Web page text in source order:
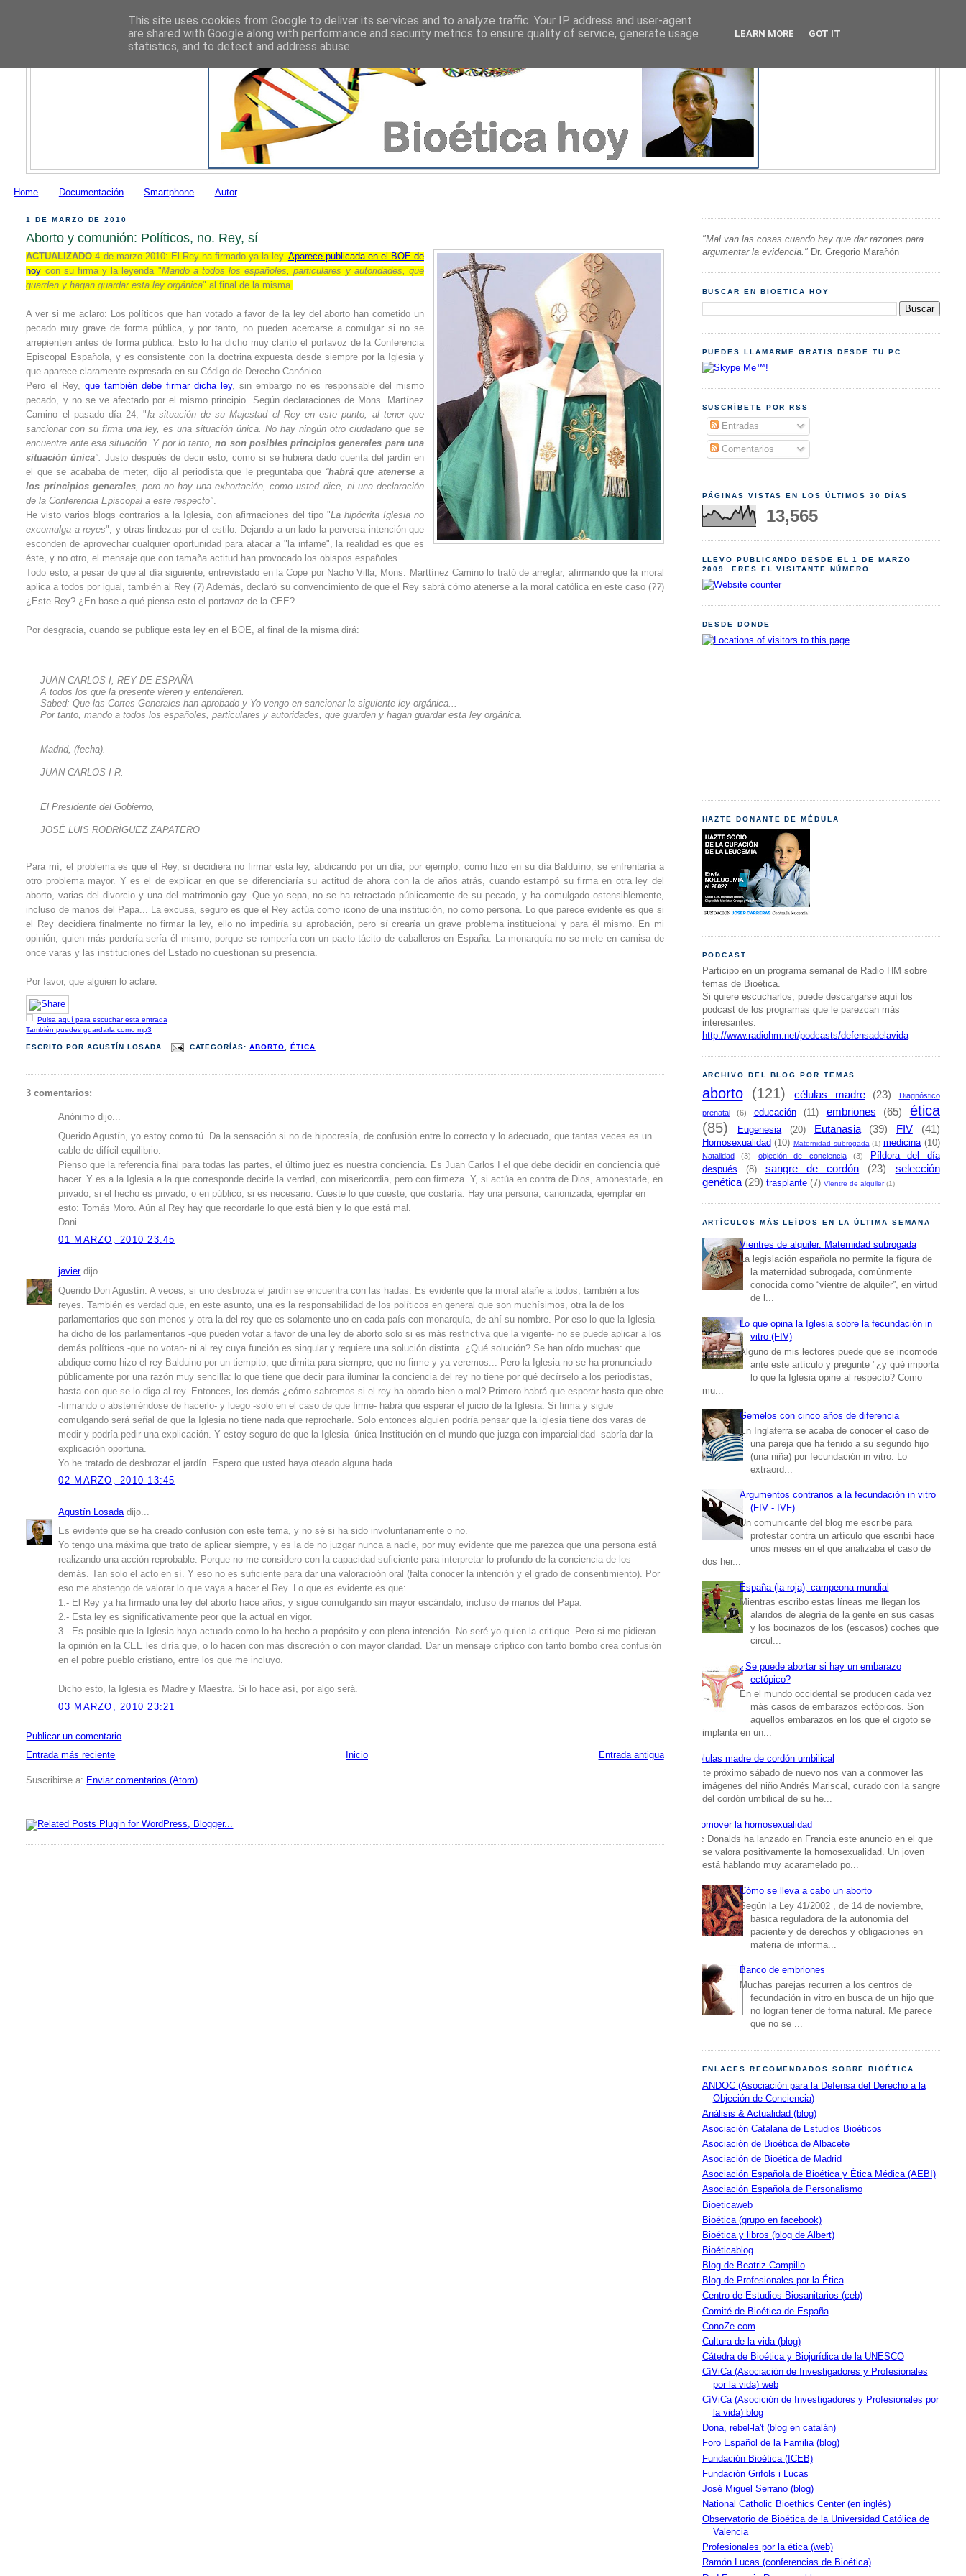
Home Documentación Smartphone Autor
1 DE MARZO DE 2010
Aborto y comunión: Políticos, no. Rey, sí
ACTUALIZADO 4 de marzo 2010: El Rey ha firmado ya la ley. Aparece publicada en el BOE de
hoy con su firma y la leyenda "Mando a todos los españoles, particulares y autoridades, que
guarden y hagan guardar esta ley orgánica" al final de la misma.
A ver si me aclaro: Los políticos que han votado a favor de la ley del aborto han cometido un
pecado muy grave de forma pública, y por tanto, no pueden acercarse a comulgar si no se
arrepienten antes de forma pública. Esto lo ha dicho muy clarito el portavoz de la Conferencia
Episcopal Española, y es consistente con la doctrina expuesta desde siempre por la Iglesia y
que aparece claramente expresada en su Código de Derecho Canónico.
Pero el Rey, que también debe firmar dicha ley, sin embargo no es responsable del mismo
pecado, y no se ve afectado por el mismo principio. Según declaraciones de Mons. Martínez
Camino el pasado día 24, "la situación de su Majestad el Rey en este punto, al tener que
sancionar con su firma una ley, es una situación única. No hay ningún otro ciudadano que se
encuentre ante esa situación. Y por lo tanto,no son posibles principios generales para una
situación única".Justo después de decir esto, como si se hubiera dado cuenta del jardín en
el que se acababa de meter, dijo al periodista que le preguntaba que “habrá que atenerse a
los principios generales, pero no hay una exhortación, como usted dice, ni una declaración
de la Conferencia Episcopal a este respecto"
He visto varios blogs contrarios a la Iglesia, con afirmaciones del tipo "La hipócrita Iglesia no
excomulga a reyes", y otras lindezas por el estilo. Dejando a un lado la perversa intención que
esconden de aprovechar cualquier oportunidad para atacar a "la infame", la realidad es que es
éste, y no otro, el mensaje que con tamaña actitud han provocado los obispos españoles.
Todo esto, a pesar de que al día siguiente, entrevistado en la Cope por Nacho Villa, Mons. Marttínez Camino lo trató de arreglar, afirmando que la moral
aplica a todos por igual, también al Rey (?) Además, declaró su convencimiento de que el Rey sabrá cómo atenerse a la moral católica en este caso (??)
¿Este Rey? ¿En base a qué piensa esto el portavoz de la CEE?
Por desgracia, cuando se publique esta ley en el BOE, al final de la misma dirá:
JUAN CARLOS I,REY DE ESPAÑA
A todos los que la presente vieren y entendieren.
Sabed: Que las Cortes Generales han aprobado y Yo vengo en sancionar la siguiente ley orgánica...
Por tanto, mando a todos los españoles, particulares y autoridades, que guarden y hagan guardar esta ley orgánica.
Madrid, (fecha).
JUAN CARLOS I R.
El Presidente del Gobierno,
JOSÉ LUIS RODRÍGUEZ ZAPATERO
Para mí, el problema es que el Rey, si decidiera no firmar esta ley, abdicando por un día, por ejemplo, como hizo en su día Balduíno, se enfrentaría a
otro problema mayor. Y es el de explicar en que se diferenciaría su actitud de ahora con la de años atrás, cuando estampó su firma en otra ley del
aborto, varias del divorcio y una del matrimonio gay. Que yo sepa, no se ha retractado públicamente de su pecado, y ha comulgado ostensiblemente,
incluso de manos del Papa... La excusa, seguro es que el Rey actúa como icono de una institución, no como persona. Lo que parece evidente es que si
el Rey decidiera finalmente no firmar la ley, ello no impediría su aprobación, pero sí crearía un grave problema institucional y para él mismo. En mi
opinión, quien más perdería sería él mismo, porque se rompería con un pacto tácito de caballeros en España: La monarquía no se mete en camisa de
once varas y las instituciones del Estado no cuestionan su presencia.
Por favor, que alguien lo aclare.
Pulsa aquí para escuchar esta entrada
También puedes guardarla como mp3
ESCRITO PORAGUSTÍN LOSADA CATEGORÍAS:ABORTO ÉTICA
3 comentarios:
Anónimo dijo...
Querido Agustín, yo estoy como tú. Da la sensación si no de hipocresía, de confusión entre lo correcto y lo adecuado, que tantas veces es un
cable de difícil equilibrio.
Pienso que la referencia final para todas las partes, el último juez es nuestra conciencia. Es Juan Carlos I el que debe decidir en conciencia qué
hacer. Y es a la Iglesia a la que corresponde decirle la verdad, con misericordia, pero con firmeza. Y, si actúa en contra de Dios, amonestarle, en
privado, si el hecho es privado, o en público, si es necesario. Cueste lo que cueste, que costaría. Hay una persona, canonizada, ejemplar en
esto: Tomás Moro. Aún al Rey hay que recordarle lo que está bien y lo que está mal.
Dani
01 MARZO, 2010 23:45
javierdijo...
Querido Don Agustín: A veces, si uno desbroza el jardín se encuentra con las hadas. Es evidente que la moral atañe a todos, también a los
reyes. También es verdad que, en este asunto, una es la responsabilidad de los políticos en general que son muchísimos, otra la de los
parlamentarios que son menos y otra la del rey que es solamente uno en cada país con monarquía, de ahí su nombre. Por eso lo que la Iglesia
ha dicho de los parlamentarios -que pueden votar a favor de una ley de aborto solo si es más restrictiva que la vigente- no se puede aplicar a los
demás políticos -que no votan- ni al rey cuya función es singular y requiere una solución distinta. ¿Qué solución? Se han oído muchas: que
abdique como hizo el rey Balduino por un tiempito; que dimita para siempre; que no firme y ya veremos... Pero la Iglesia no se ha pronunciado
públicamente por una razón muy sencilla: lo que tiene que decir para iluminar la conciencia del rey no tiene por qué decírselo a los periodistas,
basta con que se lo diga al rey. Entonces, los demás ¿cómo sabremos si el rey ha obrado bien o mal? Primero habrá que esperar hasta que obre
-firmando o absteniéndose de hacerlo- y luego -solo en el caso de que firme- habrá que esperar el juicio de la Iglesia. Si firma y sigue
comulgando será señal de que la Iglesia no tiene nada que reprocharle. Solo entonces alguien podría pensar que la iglesia tiene dos varas de
medir y podría pedir una explicación. Y estoy seguro de que la Iglesia -única Institución en el mundo que juzga con imparcialidad- sabría dar la
explicación oportuna.
Yo he tratado de desbrozar el jardín. Espero que usted haya oteado alguna hada.
02 MARZO, 2010 13:45
Agustín Losadadijo...
Es evidente que se ha creado confusión con este tema, y no sé si ha sido involuntariamente o no.
Yo tengo una máxima que trato de aplicar siempre, y es la de no juzgar nunca a nadie, por muy evidente que me parezca que una persona está
realizando una acción reprobable. Porque no me considero con la capacidad suficiente para interpretar lo profundo de la conciencia de los
demás. Tan solo el acto en sí. Y eso no es suficiente para dar una valoracioón oral (falta conocer la intención y el grado de consentimiento). Por
eso me abstengo de valorar lo que vaya a hacer el Rey. Lo que es evidente es que:
1.- El Rey ya ha firmado una ley del aborto hace años, y sigue comulgando sin mayor escándalo, incluso de manos del Papa.
2.- Esta ley es significativamente peor que la actual en vigor.
3.- Es posible que la Iglesia haya actuado como lo ha hecho a propósito y con plena intención. No seré yo quien la critique. Pero si me pidieran
la opinión en la CEE les diría que, o lo hacen con más discreción o con mayor claridad. Dar un mensaje críptico con tanto bombo crea confusión
en el pobre pueblo cristiano, entre los que me incluyo.
Dicho esto, la Iglesia es Madre y Maestra. Si lo hace así, por algo será.
03 MARZO, 2010 23:21
Publicar un comentario
Entrada más reciente
Entrada antigua
Inicio
Suscribirse a: Enviar comentarios (Atom)
"Mal van las cosas cuando hay que dar razones para
argumentar la evidencia." Dr. Gregorio Marañón
BUSCAR EN BIOETICA HOY
PUEDES LLAMARME GRATIS DESDE TU PC
SUSCRÍBETE POR RSS
Entradas
Comentarios
PÁGINAS VISTAS EN LOS ÚLTIMOS 30 DÍAS
13,565
LLEVO PUBLICANDO DESDE EL 1 DE MARZO
2009. ERES EL VISITANTE NÚMERO
DESDE DONDE
HAZTE DONANTE DE MÉDULA
PODCAST
Participo en un programa semanal de Radio HM sobre
temas de Bioética.
Si quiere escucharlos, puede descargarse aquí los
podcast de los programas que le parezcan más
interesantes:
http://www.radiohm.net/podcasts/defensadelavida
ARCHIVO DEL BLOG POR TEMAS
aborto (121) células madre (23)
Diagnóstico
prenatal
(6) educación (11) embriones (65)
ética
(85)
Eugenesia (20) Eutanasia (39) FIV (41)
Homosexualidad (10) Maternidad subrogada (1) medicina (10)
Natalidad (3) objeción de conciencia (3)
Píldora del día
después
(8) sangre de cordón (23)
selección
genética (29) trasplante (7) Vientre de alquiler (1)
ARTÍCULOS MÁS LEÍDOS EN LA ÚLTIMA SEMANA
Vientres de alquiler. Maternidad subrogada
La legislación española no permite la figura de
la maternidad subrogada, comúnmente
conocida como “vientre de alquiler”, en virtud
de l...
Lo que opina la Iglesia sobre la fecundación in
vitro (FIV)
Alguno de mis lectores puede que se incomode
ante este artículo y pregunte "¿y qué importa
lo que la Iglesia opine al respecto? Como
mu...
Gemelos con cinco años de diferencia
En Inglaterra se acaba de conocer el caso de
una pareja que ha tenido a su segundo hijo
(una niña) por fecundación in vitro. Lo
extraord...
Argumentos contrarios a la fecundación in vitro
(FIV - IVF)
Un comunicante del blog me escribe para
protestar contra un artículo que escribí hace
unos meses en el que analizaba el caso de
dos her...
España (la roja), campeona mundial
Mientras escribo estas líneas me llegan los
alaridos de alegría de la gente en sus casas
y los bocinazos de los (escasos) coches que
circul...
¿Se puede abortar si hay un embarazo
ectópico?
En el mundo occidental se producen cada vez
más casos de embarazos ectópicos. Son
aquellos embarazos en los que el cigoto se
implanta en un...
Células madre de cordón umbilical
Este próximo sábado de nuevo nos van a conmover las
imágenes del niño Andrés Mariscal, curado con la sangre
del cordón umbilical de su he...
Promover la homosexualidad
Mc Donalds ha lanzado en Francia este anuncio en el que
se valora positivamente la homosexualidad. Un joven
está hablando muy acaramelado po...
Cómo se lleva a cabo un aborto
Según la Ley 41/2002 , de 14 de noviembre,
básica reguladora de la autonomía del
paciente y de derechos y obligaciones en
materia de informa...
Banco de embriones
Muchas parejas recurren a los centros de
fecundación in vitro en busca de un hijo que
no logran tener de forma natural. Me parece
que no se ...
ENLACES RECOMENDADOS SOBRE BIOÉTICA
ANDOC (Asociación para la Defensa del Derecho a la
Objeción de Conciencia)
Análisis & Actualidad (blog)
Asociación Catalana de Estudios Bioéticos
Asociación de Bioética de Albacete
Asociación de Bioética de Madrid
Asociación Española de Bioética y Ética Médica (AEBI)
Asociación Española de Personalismo
Bioeticaweb
Bioética (grupo en facebook)
Bioética y libros (blog de Albert)
Bioéticablog
Blog de Beatriz Campillo
Blog de Profesionales por la Ética
Centro de Estudios Biosanitarios (ceb)
Comité de Bioética de España
ConoZe.com
Cultura de la vida (blog)
Cátedra de Bioética y Biojurídica de la UNESCO
CíViCa (Asociación de Investigadores y Profesionales
por la vida) web
CíViCa (Asocición de Investigadores y Profesionales por
la vida) blog
Dona, rebel-la't (blog en catalán)
Foro Español de la Familia (blog)
Fundación Bioética (ICEB)
Fundación Grifols i Lucas
José Miguel Serrano (blog)
National Catholic Bioethics Center (en inglés)
Observatorio de Bioética de la Universidad Católica de
Valencia
Profesionales por la ética (web)
Ramón Lucas (conferencias de Bioética)
This site uses cookies from Google to deliver its services and to analyze traffic. Your IP address and user-agent
are shared with Google along with performance and security metrics to ensure quality of service, generate usage
statistics, and to detect and address abuse.
LEARN MORE GOT IT